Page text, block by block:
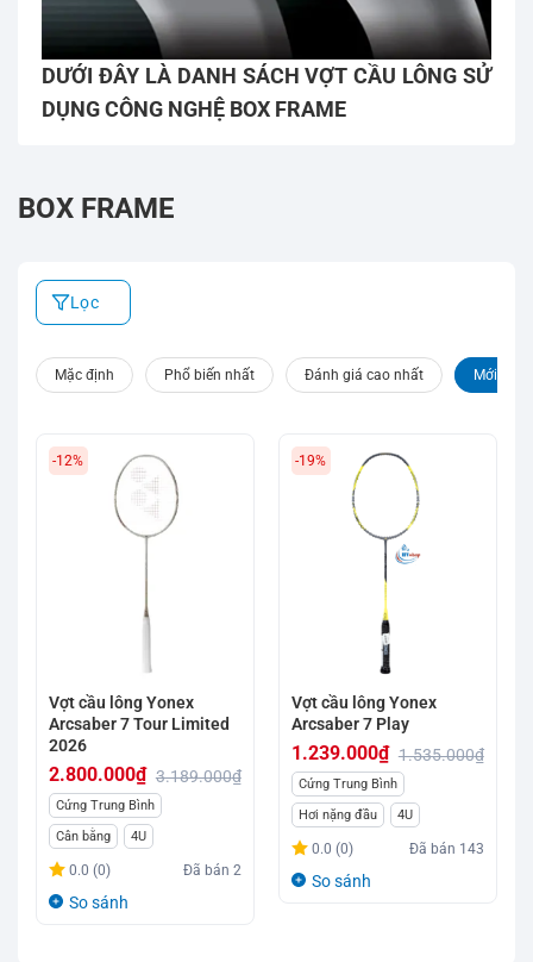
DƯỚI ĐÂY LÀ DANH SÁCH VỢT CẦU LÔNG SỬ
DỤNG CÔNG NGHỆ BOX FRAME
BOX FRAME
Lọc
Mặc định Phổ biến nhất Đánh giá cao nhất Mới nhất
-12%
Vợt cầu lông Yonex
Arcsaber 7 Tour Limited
2026
3.189.000₫
Giá
gốc
là:
3.189.000₫.
2.800.000₫
Giá
hiện
tại
là:
Cứng Trung Bình
Cân bằng
4U
0.0 (0) Đã bán2
So sánh
-19%
Vợt cầu lông Yonex
Arcsaber 7 Play
1.535.000₫
Giá
gốc
là:
1.535.000₫.
1.239.000₫
Giá
hiện
tại
là:
Cứng Trung Bình
Hơi nặng đầu
4U
0.0 (0) Đã bán 143
So sánh